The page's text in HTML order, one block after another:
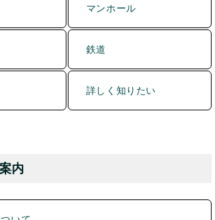
鉄道
詳しく知りたい